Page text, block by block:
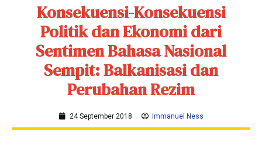
Konsekuensi-Konsekuensi
Politik dan Ekonomi dari
Sentimen Bahasa Nasional
Sempit: Balkanisasi dan
Perubahan Rezim
24 September 2018 Immanuel Ness